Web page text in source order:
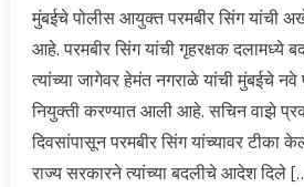
मुंबईचे पोलीस आयुक्त परमबीर सिंग यांची
आहे. परमबीर सिंग यांची गृहरक्षक
त्यांच्या जागेवर हेमंत नगराळे यांची मुंबईचे
नियुक्ती करण्यात आली आहे. सचिन वाझे
दिवसांपासून परमबीर सिंग यांच्यावर
राज्य सरकारने त्यांच्या बदलीचे आदेश दिले